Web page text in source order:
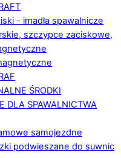
- imadła spawalnicze
szczypce zaciskowe,
ŚRODKI
DLA SPAWALNICTWA
samojezdne
podwieszane do suwnic